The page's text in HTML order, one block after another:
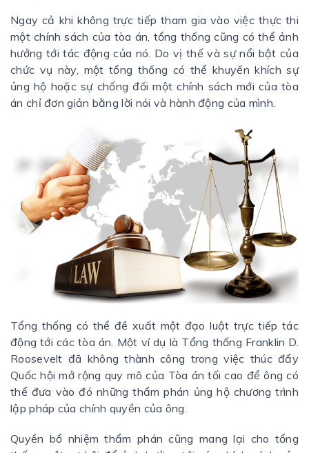
Ngay cả khi không trực tiếp tham gia vào việc thực thi
một chính sách của tòa án, tổng thống cũng có thể ảnh
hưởng tới tác động của nó. Do vị thế và sự nổi bật của
chức vụ này, một tổng thống có thể khuyến khích sự
ủng hộ hoặc sự chống đối một chính sách mới của tòa
án chỉ đơn giản bằng lời nói và hành động của mình.
Tổng thống có thể đề xuất một đạo luật trực tiếp tác
động tới các tòa án. Một ví dụ là Tổng thống Franklin D.
Roosevelt đã không thành công trong việc thúc đẩy
Quốc hội mở rộng quy mô của Tòa án tối cao để ông có
thể đưa vào đó những thẩm phán ủng hộ chương trình
lập pháp của chính quyền của ông.
Quyền bổ nhiệm thẩm phán cũng mang lại cho tổng